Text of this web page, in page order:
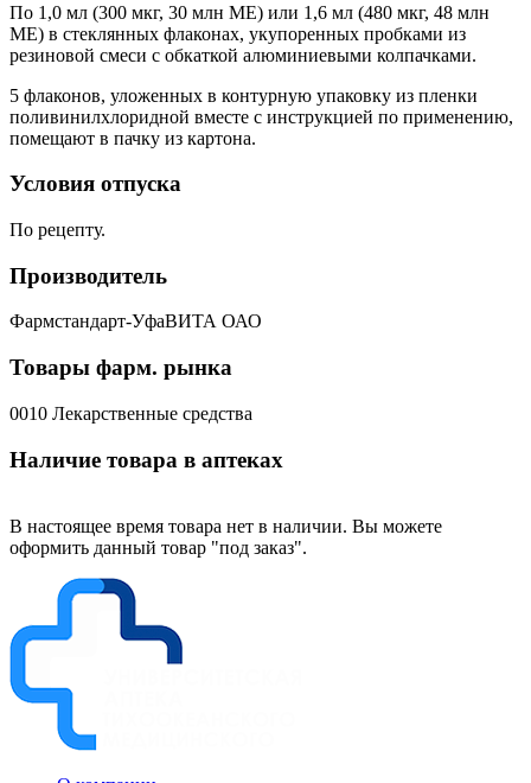
По 1,0 мл (300 мкг, 30 млн МЕ) или 1,6 мл (480 мкг, 48 млн
МЕ) в стеклянных флаконах, укупоренных пробками из
резиновой смеси с обкаткой алюминиевыми колпачками.
5 флаконов, уложенных в контурную упаковку из пленки
поливинилхлоридной вместе с инструкцией по применению,
помещают в пачку из картона.
Условия отпуска
По рецепту.
Производитель
Фармстандарт-УфаВИТА ОАО
Товары фарм. рынка
0010 Лекарственные средства
Наличие товара в аптеках
В настоящее время товара нет в наличии. Вы можете
оформить данный товар "под заказ".